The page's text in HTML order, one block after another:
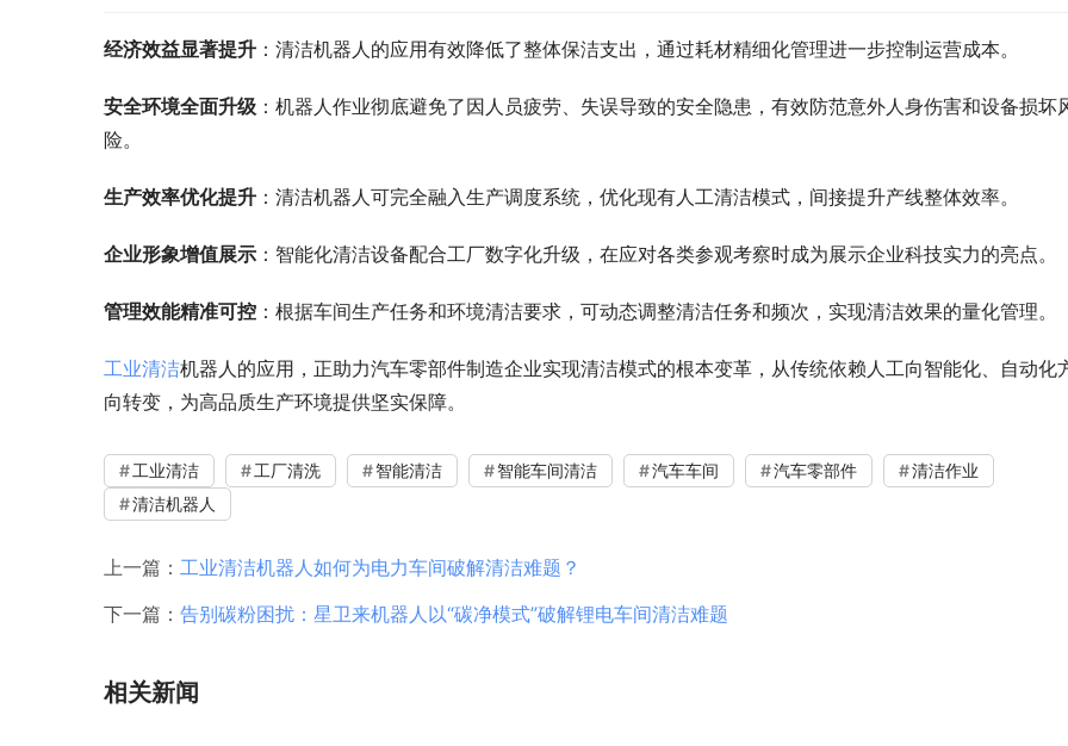
经济效益显著提升 ：清洁机器人的应用有效降低了整体保洁支出，通过耗材精细化管理进一步控制运营成本。
安全环境全面升级 ：机器人作业彻底避免了因人员疲劳、失误导致的安全隐患，有效防范意外人身伤害和设备损坏
险。
生产效率优化提升 ：清洁机器人可完全融入生产调度系统，优化现有人工清洁模式，间接提升产线整体效率。
企业形象增值展示 ：智能化清洁设备配合工厂数字化升级，在应对各类参观考察时成为展示企业科技实力的亮点。
管理效能精准可控 ：根据车间生产任务和环境清洁要求，可动态调整清洁任务和频次，实现清洁效果的量化管理。
工业清洁机器人的应用，正助力汽车零部件制造企业实现清洁模式的根本变革，从传统依赖人工向智能化、自动化
向转变，为高品质生产环境提供坚实保障。
工业清洁 工厂清洗 智能清洁 智能车间清洁 汽车车间 汽车零部件
清洁作业
清洁机器人
上一篇： 工业清洁机器人如何为电力车间破解清洁难题？
下一篇： 告别碳粉困扰：星卫来机器人以“碳净模式”破解锂电车间清洁难题
相关新闻